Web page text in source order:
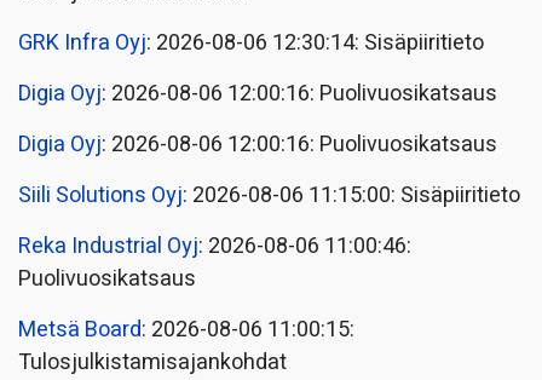
GRK Infra Oyj: 2026-08-06 12:30:14: Sisäpiiritieto
Digia Oyj: 2026-08-06 12:00:16: Puolivuosikatsaus
Digia Oyj: 2026-08-06 12:00:16: Puolivuosikatsaus
Siili Solutions Oyj: 2026-08-06 11:15:00: Sisäpiiritieto
Reka Industrial Oyj: 2026-08-06 11:00:46:
Puolivuosikatsaus
Metsä Board: 2026-08-06 11:00:15:
Tulosjulkistamisajankohdat